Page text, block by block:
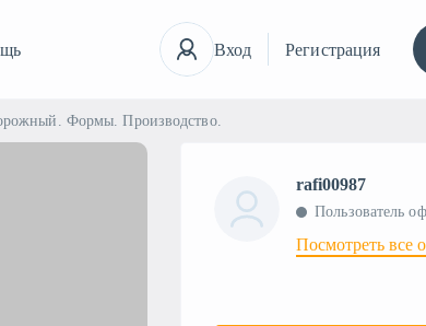
Вход Регистрация
Формы. Производство.
rafi00987
Пользователь
Посмотреть все